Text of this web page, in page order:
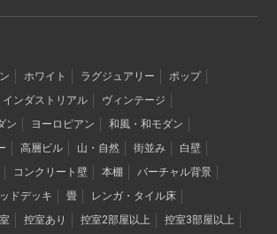
ホワイト ラグジュアリー
ポップ
インダストリアル
ヴィンテージ
ン
ヨーロピアン
和風・和モダン
高層ビル 山・自然 街並み
白壁
コンクリート壁 本棚
バーチャル背景
ドデッキ 畳
レンガ・タイル床
控室あり 控室2部屋以上
控室3部屋以上